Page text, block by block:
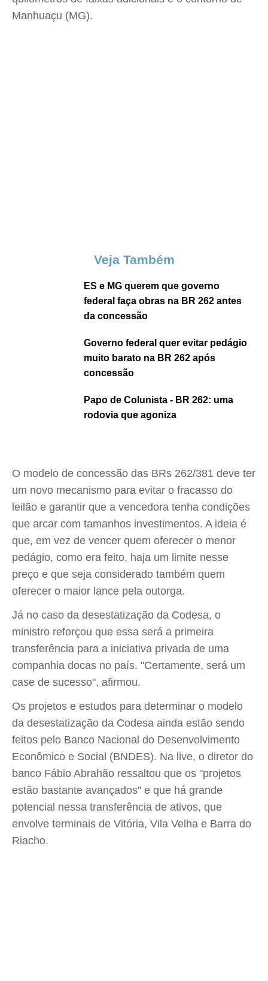
Manhuaçu (MG).
Veja Também
ES e MG querem que governo
federal faça obras na BR 262 antes
da concessão
Governo federal quer evitar pedágio
muito barato na BR 262 após
concessão
Papo de Colunista - BR 262: uma
rodovia que agoniza
O modelo de concessão das BRs 262/381 deve ter
um novo mecanismo para evitar o fracasso do
leilão e garantir que a vencedora tenha condições
que arcar com tamanhos investimentos. A ideia é
que, em vez de vencer quem oferecer o menor
pedágio, como era feito, haja um limite nesse
preço e que seja considerado também quem
oferecer o maior lance pela outorga.
Já no caso da desestatização da Codesa, o
ministro reforçou que essa será a primeira
transferência para a iniciativa privada de uma
companhia docas no país. "Certamente, será um
case de sucesso", afirmou.
Os projetos e estudos para determinar o modelo
da desestatização da Codesa ainda estão sendo
feitos pelo Banco Nacional do Desenvolvimento
Econômico e Social (BNDES). Na live, o diretor do
banco Fábio Abrahão ressaltou que os "projetos
estão bastante avançados" e que há grande
potencial nessa transferência de ativos, que
envolve terminais de Vitória, Vila Velha e Barra do
Riacho.